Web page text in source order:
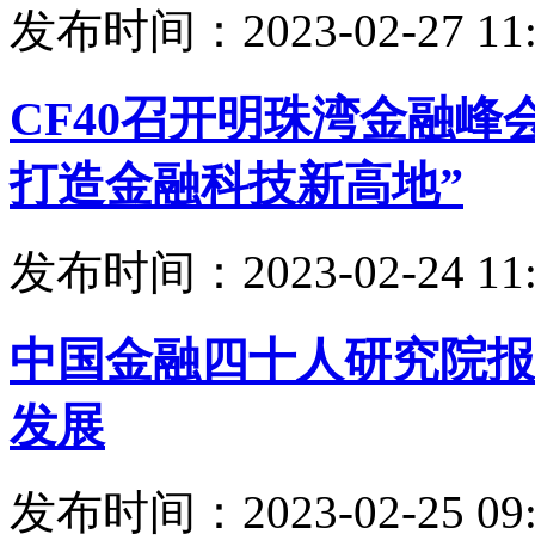
发布时间：2023-02-27
CF40召开明珠湾金融峰
打造金融科技新高地”
发布时间：2023-02-24
中国金融四十人研究院
发展
发布时间：2023-02-25